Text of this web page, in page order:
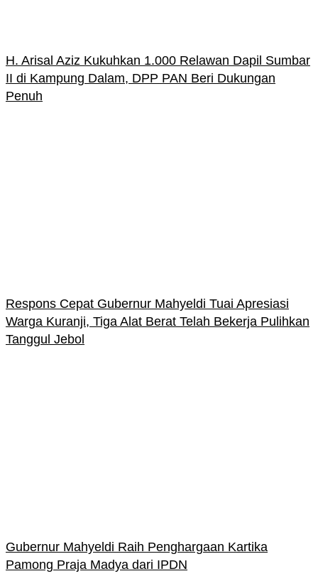
H. Arisal Aziz Kukuhkan 1.000 Relawan Dapil Sumbar
II di Kampung Dalam, DPP PAN Beri Dukungan
Penuh
Respons Cepat Gubernur Mahyeldi Tuai Apresiasi
Warga Kuranji, Tiga Alat Berat Telah Bekerja Pulihkan
Tanggul Jebol
Gubernur Mahyeldi Raih Penghargaan Kartika
Pamong Praja Madya dari IPDN